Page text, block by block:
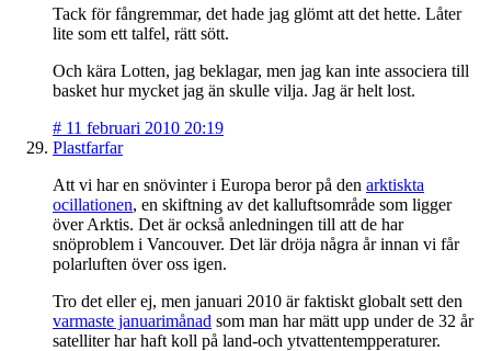
Tack för fångremmar, det hade jag glömt att det hette. Låter
lite som ett talfel, rätt sött.
Och kära Lotten, jag beklagar, men jag kan inte associera till
basket hur mycket jag än skulle vilja. Jag är helt lost.
# 11 februari 2010 20:19
Plastfarfar
Att vi har en snövinter i Europa beror på den arktiskta
ocillationen, en skiftning av det kalluftsområde som ligger
över Arktis. Det är också anledningen till att de har
snöproblem i Vancouver. Det lär dröja några år innan vi får
polarluften över oss igen.
Tro det eller ej, men januari 2010 är faktiskt globalt sett den
varmaste januarimånad som man har mätt upp under de 32 år
satelliter har haft koll på land-och ytvattentempperaturer.